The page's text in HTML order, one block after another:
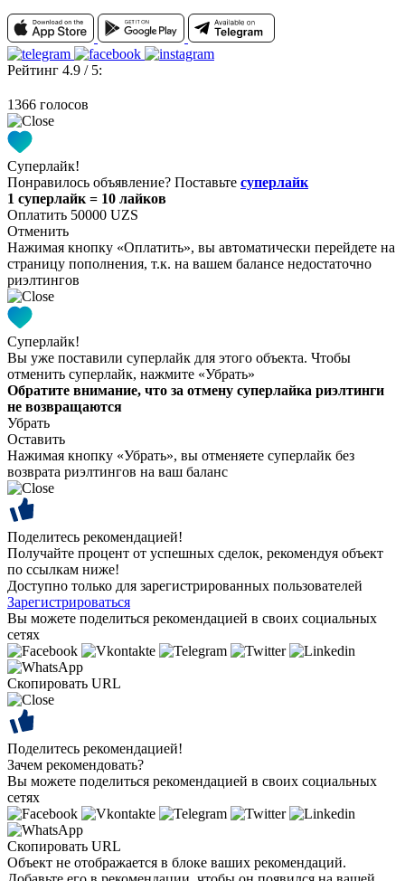
Рейтинг 4.9 / 5:
1366 голосов
Суперлайк!
Понравилось объявление? Поставьте суперлайк
1 суперлайк = 10 лайков
Оплатить 50000 UZS
Отменить
Нажимая кнопку «Оплатить», вы автоматически перейдете на
страницу пополнения, т.к. на вашем балансе недостаточно
риэлтингов
Суперлайк!
Вы уже поставили суперлайк для этого объекта. Чтобы
отменить суперлайк, нажмите «Убрать»
Обратите внимание, что за отмену суперлайка риэлтинги
не возвращаются
Убрать
Оставить
Нажимая кнопку «Убрать», вы отменяете суперлайк без
возврата риэлтингов на ваш баланс
Поделитесь рекомендацией!
Получайте процент от успешных сделок, рекомендуя объект
по ссылкам ниже!
Доступно только для зарегистрированных пользователей
Зарегистрироваться
Вы можете поделиться рекомендацией в своих социальных
сетях
Скопировать URL
Поделитесь рекомендацией!
Зачем рекомендовать?
Вы можете поделиться рекомендацией в своих социальных
сетях
Скопировать URL
Объект не отображается в блоке ваших рекомендаций.